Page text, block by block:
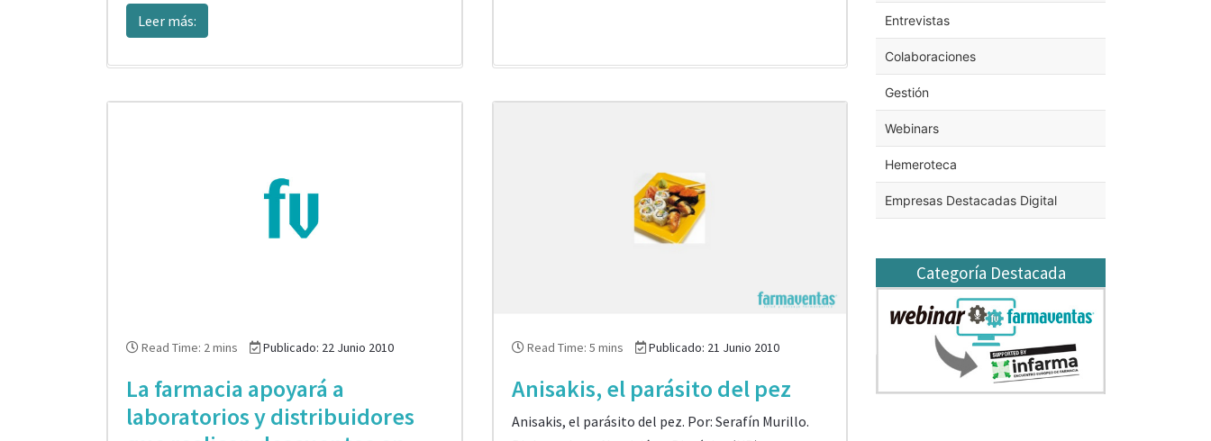
Leer más:
Read Time: 2 mins Publicado: 22 Junio 2010
La farmacia apoyará a
laboratorios y distribuidores
Read Time: 5 mins Publicado: 21 Junio 2010
Anisakis, el parásito del pez
Anisakis, el parásito del pez. Por: Serafín Murillo.
Entrevistas
Colaboraciones
Gestión
Webinars
Hemeroteca
Empresas Destacadas Digital
Categoría Destacada